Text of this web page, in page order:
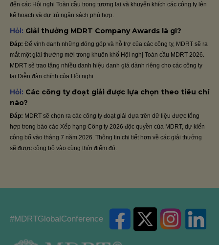
đến các Hội nghị Toàn cầu trong tương lai và khuyến khích các công ty lên
kế hoạch và dự trù ngân sách phù hợp.
Hỏi: Giải thưởng MDRT Company Awards là gì?
Đáp: Để vinh danh những đóng góp và hỗ trợ của các công ty, MDRT sẽ ra
mắt một giải thưởng mới trong khuôn khổ Hội nghị Toàn cầu MDRT 2026.
MDRT sẽ trao tặng nhiều danh hiệu danh giá dành riêng cho các công ty
tại Diễn đàn chính của Hội nghị.
Hỏi: Các công ty đoạt giải được lựa chọn theo tiêu chí
nào?
Đáp: MDRT sẽ chọn ra các công ty đoạt giải dựa trên dữ liệu được tổng
hợp trong báo cáo Xếp hạng Công ty 2026 độc quyền của MDRT, dự kiến
công bố vào tháng 7 năm 2026. Thông tin chi tiết hơn về các giải thưởng
sẽ được công bố vào cùng thời điểm đó.
#MDRTGlobalConference